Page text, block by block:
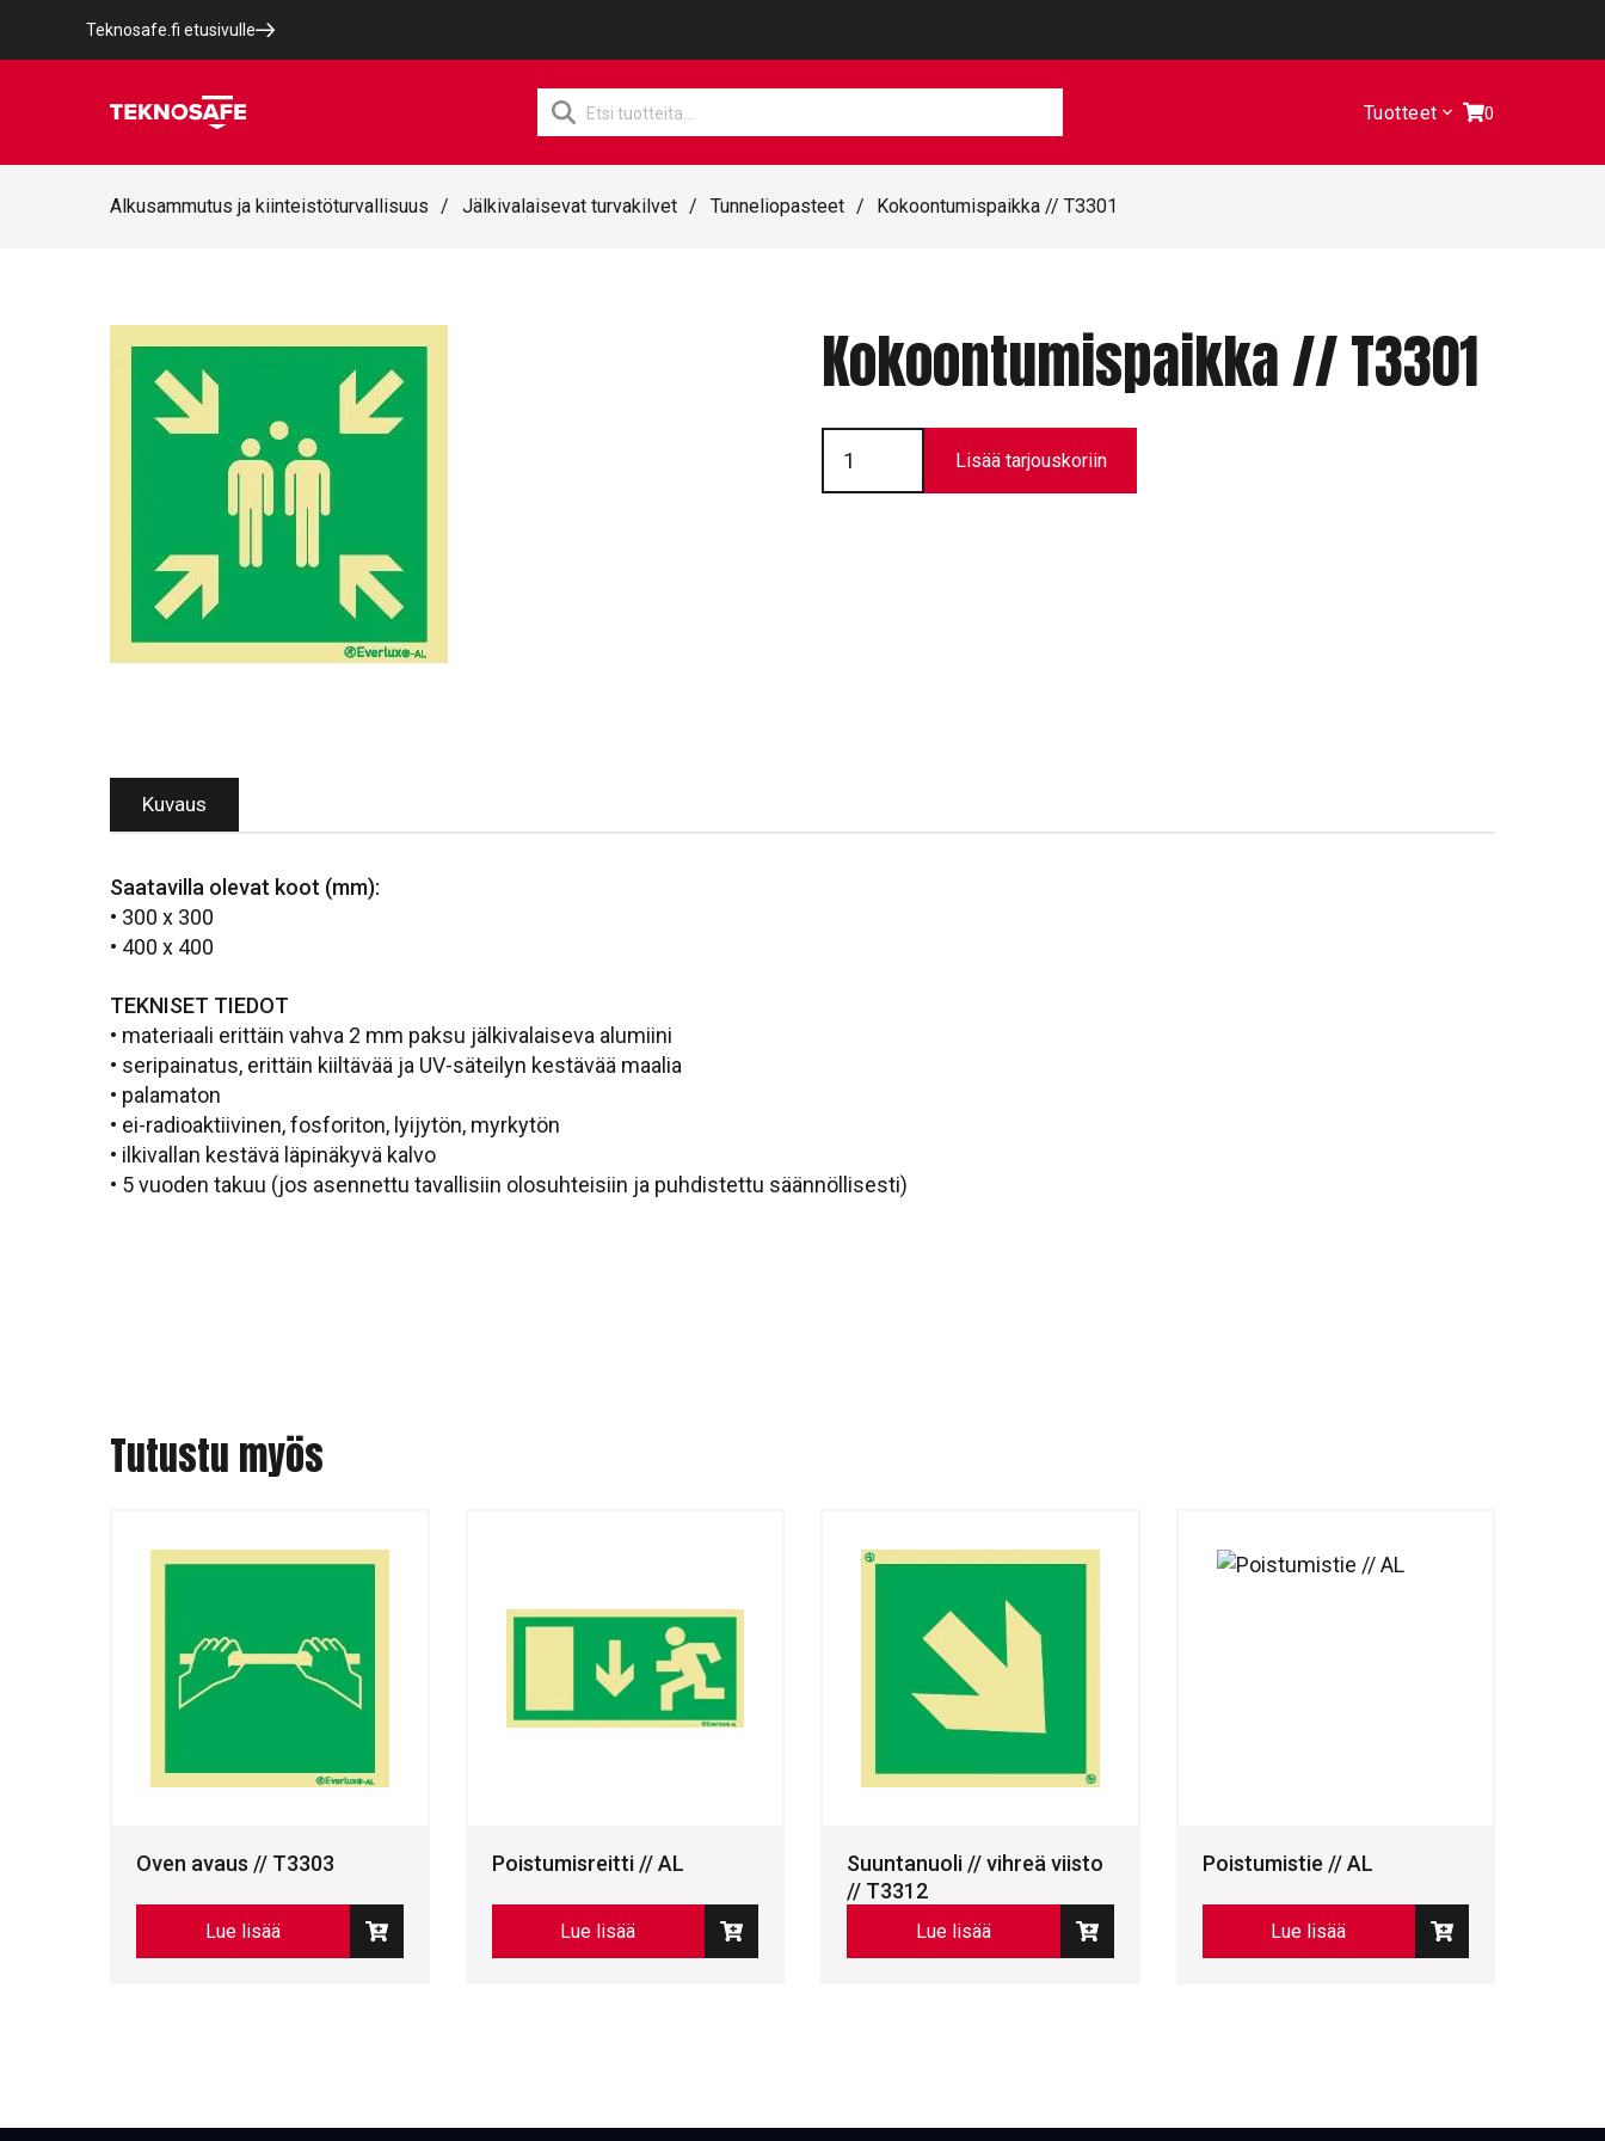
Teknosafe.fi etusivulle
Products
search
Tuotteet 0
Alkusammutus ja kiinteistöturvallisuus / Jälkivalaisevat turvakilvet / Tunneliopasteet / Kokoontumispaikka // T3301
Kokoontumispaikka // T3301
Kokoontumispaikka
T3301
määrä
Lisää tarjouskoriin
Kuvaus
Saatavilla olevat koot (mm):
• 300 x 300
• 400 x 400
TEKNISET TIEDOT
• materiaali erittäin vahva 2 mm paksu jälkivalaiseva alumiini
• seripainatus, erittäin kiiltävää ja UV-säteilyn kestävää maalia
• palamaton
• ei-radioaktiivinen, fosforiton, lyijytön, myrkytön
• ilkivallan kestävä läpinäkyvä kalvo
• 5 vuoden takuu (jos asennettu tavallisiin olosuhteisiin ja puhdistettu säännöllisesti)
Tutustu myös
Oven avaus // T3303
Lue lisää
Poistumisreitti // AL
Lue lisää
Suuntanuoli // vihreä viisto
// T3312
Lue lisää
Poistumistie // AL
Lue lisää